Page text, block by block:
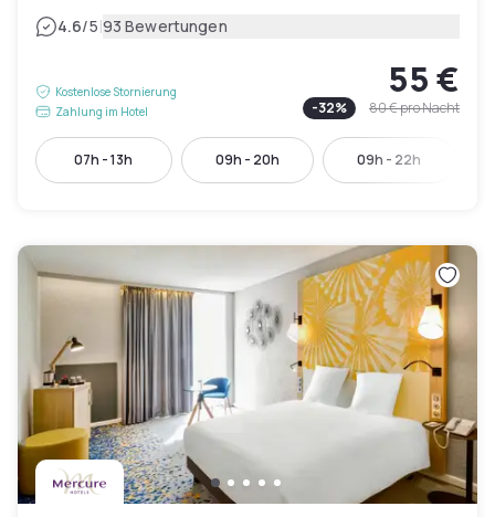
4.6/5|93 Bewertungen
Kostenlose Stornierung
Zahlung im Hotel
55 €
-32% 80 €pro Nacht
07h - 13h 09h - 20h 09h - 22h